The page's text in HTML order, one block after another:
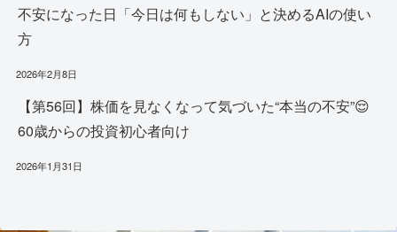
不安になった日「今日は何もしない」と決めるAIの使い
方
2026年2月8日
【第56回】株価を見なくなって気づいた“本当の不安”😌
60歳からの投資初心者向け
2026年1月31日